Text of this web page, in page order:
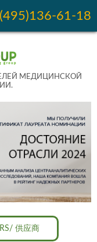
61-18
МЕДИЦИНСКОЙ
供应商